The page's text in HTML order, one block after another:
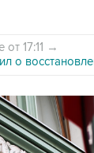
17:11 →
о